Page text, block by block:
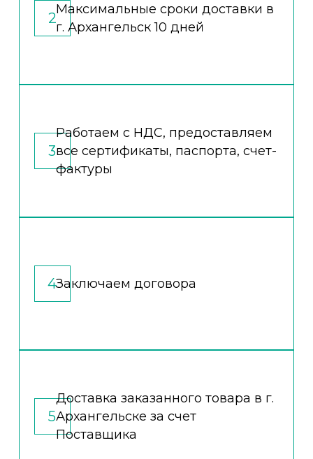
2
Максимальные сроки доставки в
г. Архангельск 10 дней
3
Работаем с НДС, предоставляем
все сертификаты, паспорта, счет-
фактуры
4Заключаем договора
5
Доставка заказанного товара в г.
Архангельске за счет
Поставщика